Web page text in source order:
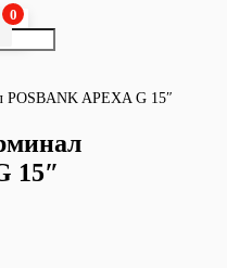
0
POSBANK APEXA G 15″
15″